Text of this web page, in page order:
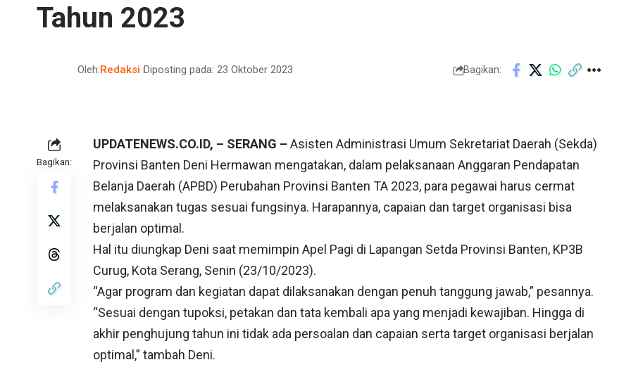
Tahun 2023
Oleh:Redaksi Diposting pada: 23 Oktober 2023 Bagikan:
Bagikan:
UPDATENEWS.CO.ID, – SERANG – Asisten Administrasi Umum Sekretariat Daerah (Sekda)
Provinsi Banten Deni Hermawan mengatakan, dalam pelaksanaan Anggaran Pendapatan
Belanja Daerah (APBD) Perubahan Provinsi Banten TA 2023, para pegawai harus cermat
melaksanakan tugas sesuai fungsinya. Harapannya, capaian dan target organisasi bisa
berjalan optimal.
Hal itu diungkap Deni saat memimpin Apel Pagi di Lapangan Setda Provinsi Banten, KP3B
Curug, Kota Serang, Senin (23/10/2023).
“Agar program dan kegiatan dapat dilaksanakan dengan penuh tanggung jawab,” pesannya.
“Sesuai dengan tupoksi, petakan dan tata kembali apa yang menjadi kewajiban. Hingga di
akhir penghujung tahun ini tidak ada persoalan dan capaian serta target organisasi berjalan
optimal,” tambah Deni.